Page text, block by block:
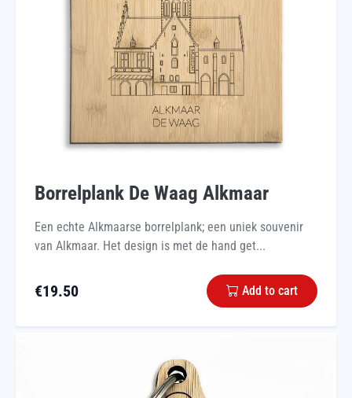
Borrelplank De Waag Alkmaar
Een echte Alkmaarse borrelplank; een uniek souvenir
van Alkmaar. Het design is met de hand get...
€19.50 Add to cart